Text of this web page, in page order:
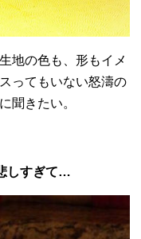
地の色も、形もイメ
ってもいない怒濤の
聞きたい。
しすぎて…